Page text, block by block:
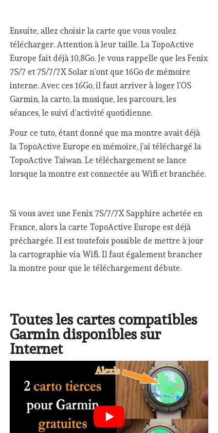
Ensuite, allez choisir la carte que vous voulez
télécharger. Attention à leur taille. La TopoActive
Europe fait déjà 10,8Go. Je vous rappelle que les Fenix
7S/7 et 7S/7/7X Solar n’ont que 16Go de mémoire
interne. Avec ces 16Go, il faut arriver à loger l’OS
Garmin, la carto, la musique, les parcours, les
séances, le suivi d’activité quotidienne.
Pour ce tuto, étant donné que ma montre avait déjà
la TopoActive Europe en mémoire, j’ai téléchargé la
TopoActive Taiwan. Le téléchargement se lance
lorsque la montre est connectée au Wifi et branchée.
Si vous avez une Fenix 7S/7/7X Sapphire achetée en
France, alors la carte TopoActive Europe est déjà
préchargée. Il est toutefois possible de mettre à jour
la cartographie via Wifi. Il faut également brancher
la montre pour que le téléchargement débute.
Toutes les cartes compatibles
Garmin disponibles sur
Internet